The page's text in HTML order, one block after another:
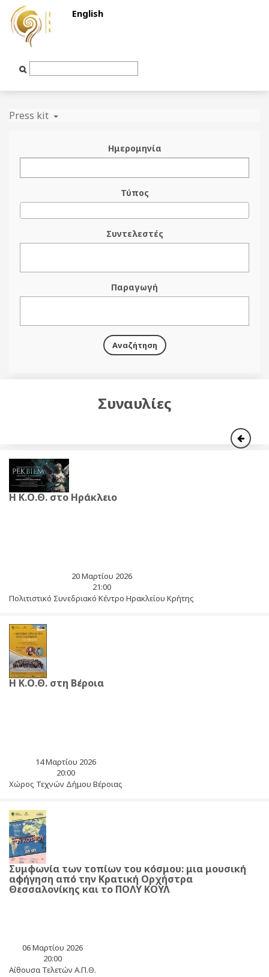
English
Input
Press kit
Ημερομηνία
Τύπος
Συντελεστές
Παραγωγή
Αναζήτηση
Συναυλίες
Η Κ.Ο.Θ. στο Ηράκλειο
20 Μαρτίου 2026
21:00
Πολιτιστικό Συνεδριακό Κέντρο Ηρακλείου Κρήτης
Η Κ.Ο.Θ. στη Βέροια
14 Μαρτίου 2026
20:00
Χώρος Τεχνών Δήμου Βέροιας
Συμφωνία των τοπίων του κόσμου: μια μουσική
αφήγηση από την Κρατική Ορχήστρα
Θεσσαλονίκης και το ΠΟΛΥ ΚΟΥΛ
06 Μαρτίου 2026
20:00
Αίθουσα Τελετών Α.Π.Θ.